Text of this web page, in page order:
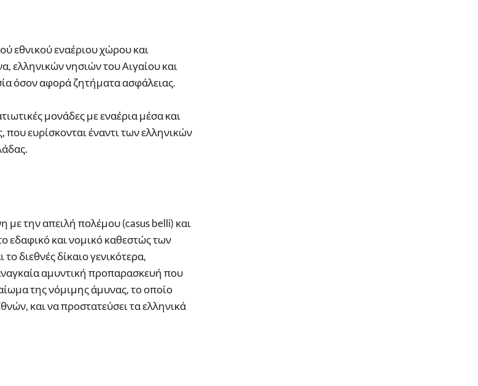
εθνικού εναέριου χώρου και
ελληνικών νησιών του Αιγαίου και
όσον αφορά ζητήματα ασφάλειας.
μονάδες με εναέρια μέσα και
ευρίσκονται έναντι των ελληνικών
την απειλή πολέμου (casus belli) και
εδαφικό και νομικό καθεστώς των
διεθνές δίκαιο γενικότερα,
αμυντική προπαρασκευή που
της νόμιμης άμυνας, το οποίο
και να προστατεύσει τα ελληνικά